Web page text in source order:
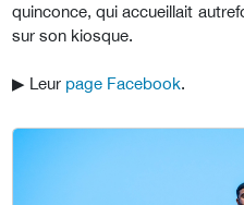
quinconce, qui accueillait
sur son kiosque.
▶︎ Leur page Facebook.